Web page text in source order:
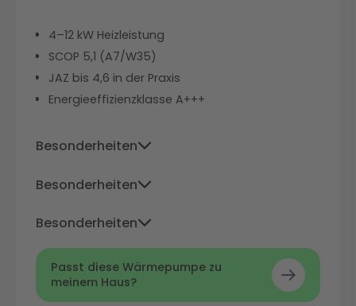
4–12 kW Heizleistung
SCOP 5,1 (A7/W35)
JAZ bis 4,6 in der Praxis
Energieeffizienzklasse A+++
Besonderheiten
Niedrigster Stromverbrauch im Test,
Außentemperaturen, ideal für
unsanierte Altbautenmit höheren
Vorlauftemperaturen. Die Buderus
Logatherm punktet mit ihrer robusten
Besonderheiten
Niedrigster Stromverbrauch im Test,
Außentemperaturen, ideal für
unsanierte Altbauten
Besonderheiten
Niedrigster Stromverbrauch im Test,
besonders effizient bei niedrigen
Außentemperaturen, ideal für
Passt diese Wärmepumpe zu
meinem Haus?